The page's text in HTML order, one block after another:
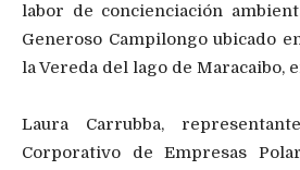
labor de concienciación
Generoso Campilongo ubicado
la Vereda del lago de Maracaibo,
Laura Carrubba,
Corporativo de Empresas